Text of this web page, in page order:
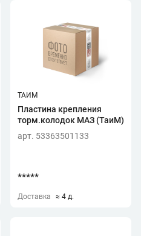
ТАИМ
Пластина крепления
торм.колодок МАЗ (ТаиМ)
арт. 53363501133
*****
Доставка ≈ 4 д.